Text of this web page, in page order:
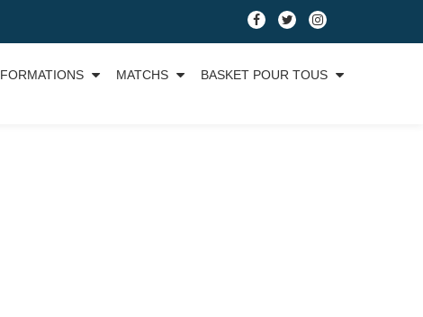
FORMATIONS MATCHS BASKET POUR TOUS